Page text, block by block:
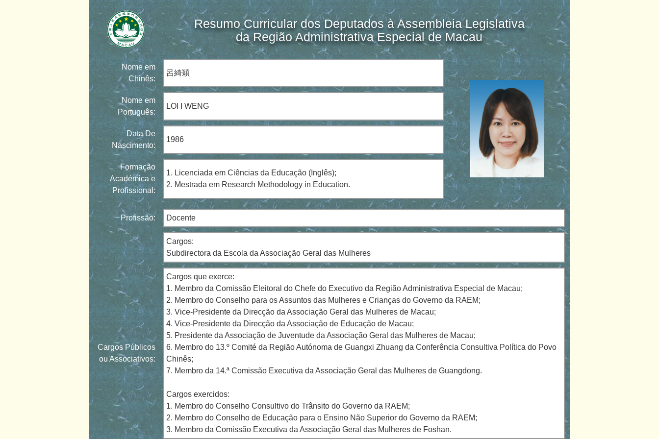
Resumo Curricular dos Deputados à Assembleia Legislativa
da Região Administrativa Especial de Macau
Nome em
Chinês:
呂綺穎
Nome em
Português:
LOI I WENG
Data De
Nascimento:
1986
Formação
Académica e
Profissional:
1. Licenciada em Ciências da Educação (Inglês);
2. Mestrada em Research Methodology in Education.
Profissão: Docente
Cargos:
Subdirectora da Escola da Associação Geral das Mulheres
Cargos Públicos
ou Associativos:
Cargos que exerce:
1. Membro da Comissão Eleitoral do Chefe do Executivo da Região Administrativa Especial de Macau;
2. Membro do Conselho para os Assuntos das Mulheres e Crianças do Governo da RAEM;
3. Vice-Presidente da Direcção da Associação Geral das Mulheres de Macau;
4. Vice-Presidente da Direcção da Associação de Educação de Macau;
5. Presidente da Associação de Juventude da Associação Geral das Mulheres de Macau;
6. Membro do 13.º Comité da Região Autónoma de Guangxi Zhuang da Conferência Consultiva Política do Povo
Chinês;
7. Membro da 14.ª Comissão Executiva da Associação Geral das Mulheres de Guangdong.
Cargos exercidos:
1. Membro do Conselho Consultivo do Trânsito do Governo da RAEM;
2. Membro do Conselho de Educação para o Ensino Não Superior do Governo da RAEM;
3. Membro da Comissão Executiva da Associação Geral das Mulheres de Foshan.